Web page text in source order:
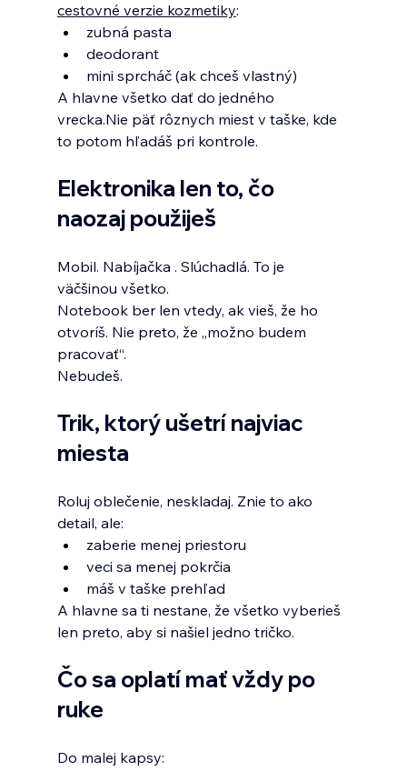
cestovné verzie kozmetiky:
zubná pasta
deodorant
mini sprcháč (ak chceš vlastný)
A hlavne všetko dať do jedného
vrecka.Nie päť rôznych miest v taške, kde
to potom hľadáš pri kontrole.
Elektronika len to, čo
naozaj použiješ
Mobil. Nabíjačka . Slúchadlá. To je
väčšinou všetko.
Notebook ber len vtedy, ak vieš, že ho
otvoríš. Nie preto, že „možno budem
pracovať“.
Nebudeš.
Trik, ktorý ušetrí najviac
miesta
Roluj oblečenie, neskladaj. Znie to ako
detail, ale:
zaberie menej priestoru
veci sa menej pokrčia
máš v taške prehľad
A hlavne sa ti nestane, že všetko vyberieš
len preto, aby si našiel jedno tričko.
Čo sa oplatí mať vždy po
ruke
Do malej kapsy: